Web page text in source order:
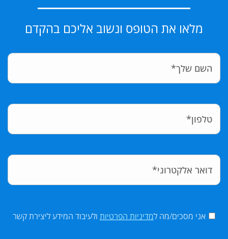
מלאו את הטופס ונשוב אליכם בהקדם
אני מסכים/מה למדיניות הפרטיות ולעיבוד המידע ליצירת קשר